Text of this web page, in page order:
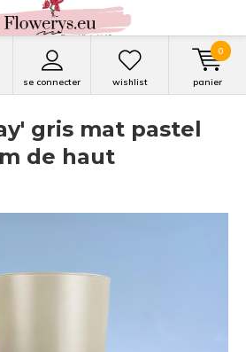
se connecter wishlist panier
0
gris mat pastel
de haut